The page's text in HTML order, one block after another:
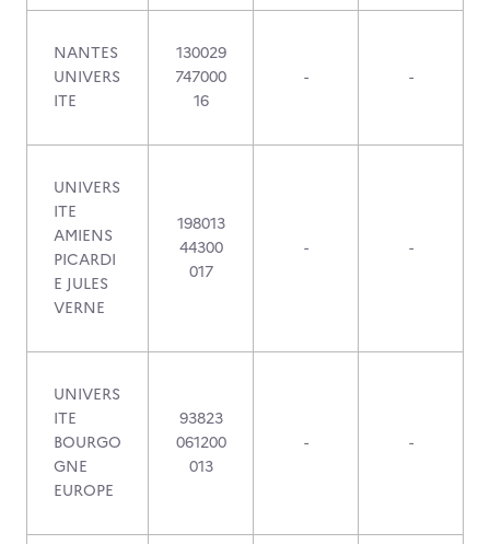
NANTES
UNIVERS
ITE
130029
747000
16
- -
UNIVERS
ITE
AMIENS
PICARDI
E JULES
VERNE
198013
44300
017
- -
UNIVERS
ITE
BOURGO
GNE
EUROPE
93823
061200
013
- -